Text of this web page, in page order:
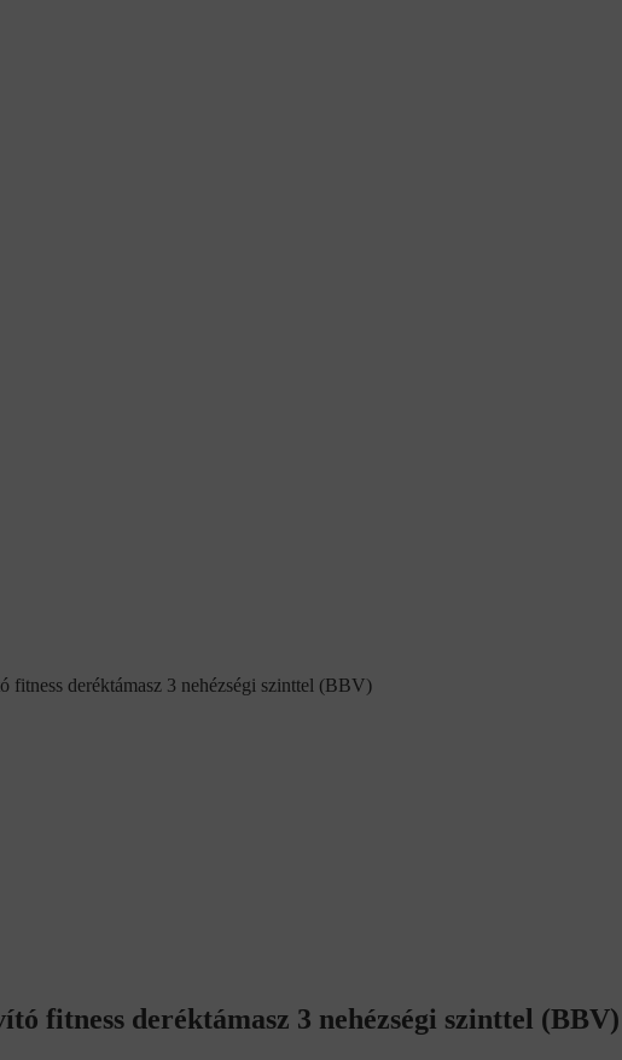
fitness deréktámasz 3 nehézségi szinttel (BBV)
fitness deréktámasz 3 nehézségi szinttel (BBV)